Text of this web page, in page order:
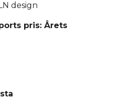
design
pris: Årets